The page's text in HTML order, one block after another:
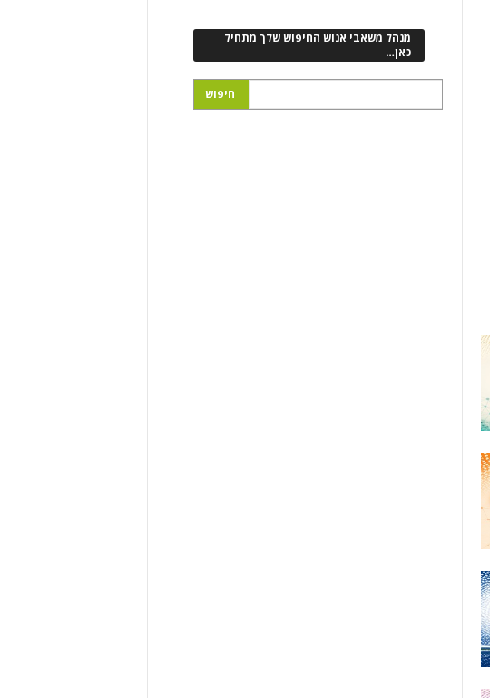
מנהל משאבי אנוש החיפוש שלך מתחיל
כאן…